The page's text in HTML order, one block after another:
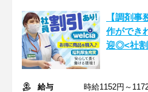
【調剤
作ができ
迎◎<社割
給与
時給1152円～